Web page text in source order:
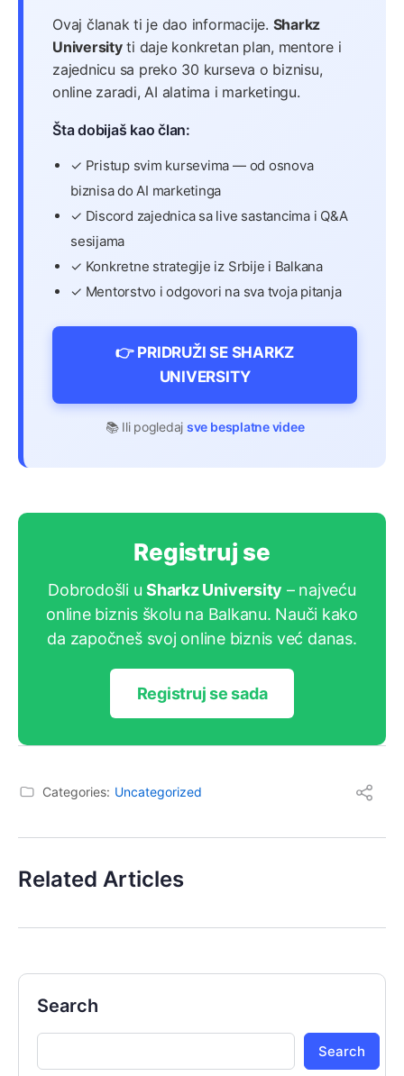
Ovaj članak ti je dao informacije. Sharkz
Universityti daje konkretan plan, mentore i
zajednicu sa preko 30 kurseva o biznisu,
online zaradi, AI alatima i marketingu.
Šta dobijaš kao član:
✓ Pristup svim kursevima — od osnova
biznisa do AI marketinga
✓ Discord zajednica sa live sastancima i Q&A
sesijama
✓ Konkretne strategije iz Srbije i Balkana
✓ Mentorstvo i odgovori na sva tvoja pitanja
👉 PRIDRUŽI SE SHARKZ
UNIVERSITY
📚 Ili pogledaj sve besplatne videe
Registruj se
Dobrodošli uSharkz University – najveću
online biznis školu na Balkanu. Nauči kako
da započneš svoj online biznis već danas.
Registruj se sada
Categories: Uncategorized
Related Articles
Search
Search